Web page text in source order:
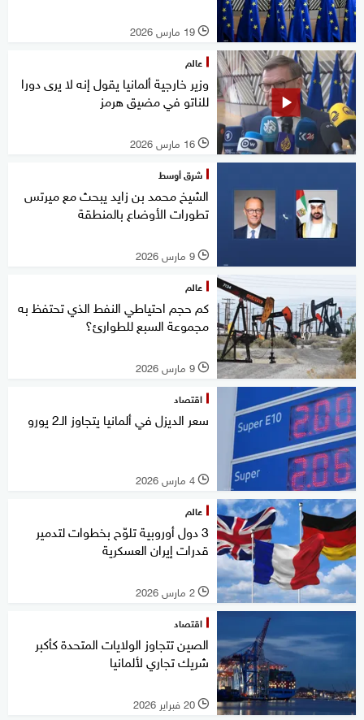
l 19 مارس 2026
عالم
وزير خارجية ألمانيا يقول إنه لا يرى دورا
للناتو في مضيق هرمز
l 16 مارس 2026
شرق أوسط
الشيخ محمد بن زايد يبحث مع ميرتس
تطورات الأوضاع بالمنطقة
l 9 مارس 2026
عالم
كم حجم احتياطي النفط الذي تحتفظ به
مجموعة السبع للطوارئ؟
l 9 مارس 2026
اقتصاد
سعر الديزل في ألمانيا يتجاوز الـ2 يورو
l 4 مارس 2026
عالم
3 دول أوروبية تلوّح بخطوات لتدمير
قدرات إيران العسكرية
l 2 مارس 2026
اقتصاد
الصين تتجاوز الولايات المتحدة كأكبر
شريك تجاري لألمانيا
l 20 فبراير 2026